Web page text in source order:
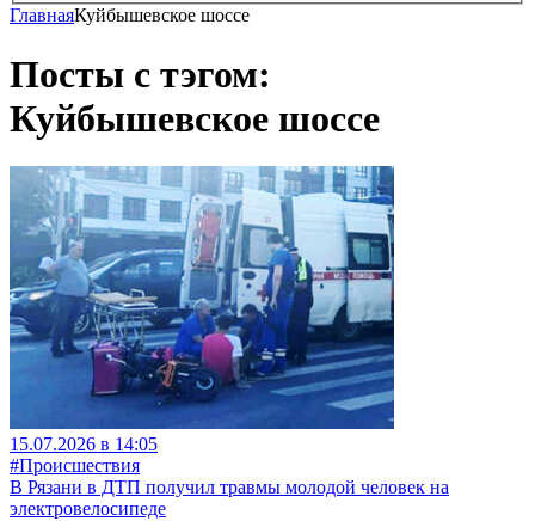
ГлавнаяКуйбышевское шоссе
Посты с тэгом:
Куйбышевское шоссе
15.07.2026 в 14:05
#Происшествия
В Рязани в ДТП получил травмы молодой человек на
электровелосипеде